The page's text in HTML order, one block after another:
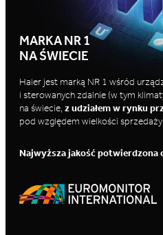
MARKA NR 1
NA ŚWIECIE
Haier jest marką NR 1 wśród
i sterowanych zdalnie (w tym
na świecie, z udziałem w rynku
pod względem wielkości
Najwyższa jakość